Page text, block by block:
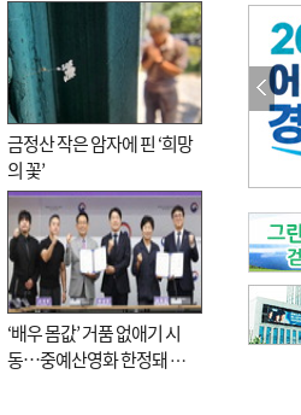
금정산 작은 암자에 핀 ‘희망
의 꽃’
‘배우 몸값’ 거품 없애기 시
동…중예산영화 한정돼 실
의
한
오늘
오
오늘
우리
우리